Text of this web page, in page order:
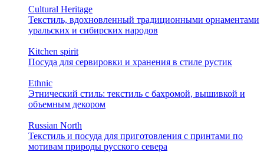
Cultural Heritage
Текстиль, вдохновленный традиционными орнаментами
уральских и сибирских народов
Kitchen spirit
Посуда для сервировки и хранения в стиле рустик
Ethnic
Этнический стиль: текстиль с бахромой, вышивкой и
объемным декором
Russian North
Текстиль и посуда для приготовления с принтами по
мотивам природы русского севера